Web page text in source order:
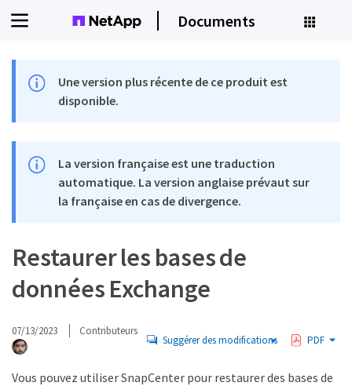
Documents
Une version plus récente de ce produit est
disponible.
La version française est une traduction
automatique. La version anglaise prévaut sur
la française en cas de divergence.
Restaurer les bases de
données Exchange
07/13/2023 Contributeurs
Suggérer des modifications PDF
Vous pouvez utiliser SnapCenter pour restaurer des bases de